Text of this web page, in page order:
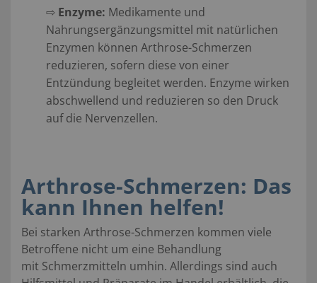
⇨ Enzyme: Medikamente und
Nahrungsergänzungsmittel mit natürlichen
Enzymen können Arthrose-Schmerzen
reduzieren, sofern diese von einer
Entzündung begleitet werden. Enzyme wirken
abschwellend und reduzieren so den Druck
auf die Nervenzellen.
Arthrose-Schmerzen: Das
kann Ihnen helfen!
Bei starken Arthrose-Schmerzen kommen viele
Betroffene nicht um eine Behandlung
mit Schmerzmitteln umhin. Allerdings sind auch